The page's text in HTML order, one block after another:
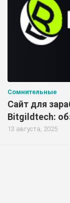
Сомнительные
Сайт для
Bitgildtech:
13 августа, 2025